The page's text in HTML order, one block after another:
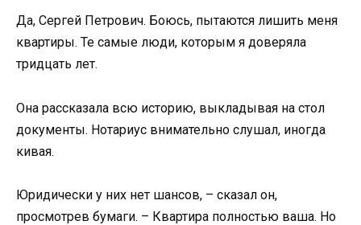
Да, Сергей Петрович. Боюсь, пытаются лишить меня
квартиры. Те самые люди, которым я доверяла
тридцать лет.
Она рассказала всю историю, выкладывая на стол
документы. Нотариус внимательно слушал, иногда
кивая.
Юридически у них нет шансов, – сказал он,
просмотрев бумаги. – Квартира полностью ваша. Но